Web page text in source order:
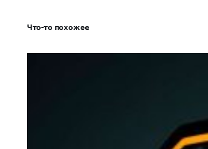
Что-то похожее